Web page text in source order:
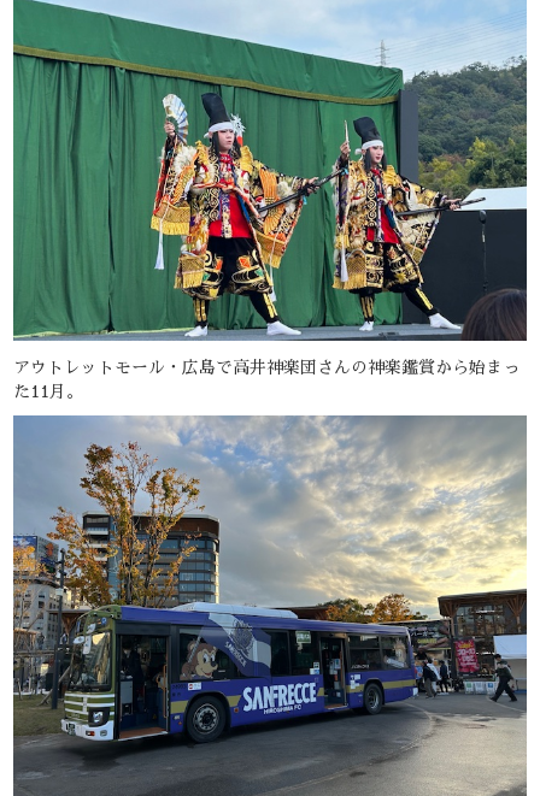
アウトレットモール・広島で高井神楽団さんの神楽鑑賞から始まっ
た11月。